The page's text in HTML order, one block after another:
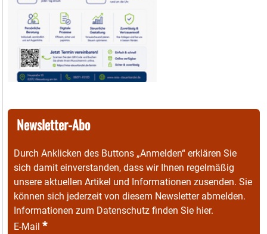
Newsletter-Abo
Durch Anklicken des Buttons „Anmelden“ erklären Sie
sich damit einverstanden, dass wir Ihnen regelmäßig
unsere aktuellen Artikel und Informationen zusenden. Sie
können sich jederzeit von diesem Newsletter abmelden.
Informationen zum Datenschutz finden Sie hier.
E-Mail *